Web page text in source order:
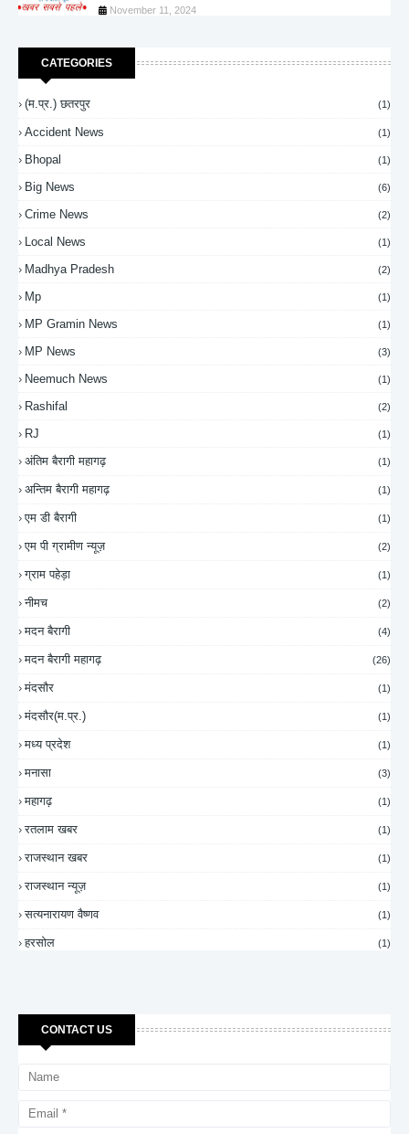
November 11, 2024
CATEGORIES
(म.प्र.) छतरपुर (1)
Accident News (1)
Bhopal (1)
Big News (6)
Crime News (2)
Local News (1)
Madhya Pradesh (2)
Mp (1)
MP Gramin News (1)
MP News (3)
Neemuch News (1)
Rashifal (2)
RJ (1)
अंतिम बैरागी महागढ़ (1)
अन्तिम बैरागी महागढ़ (1)
एम डी बैरागी (1)
एम पी ग्रामीण न्यूज़ (2)
ग्राम पहेड़ा (1)
नीमच (2)
मदन बैरागी (4)
मदन बैरागी महागढ़ (26)
मंदसौर (1)
मंदसौर(म.प्र.) (1)
मध्य प्रदेश (1)
मनासा (3)
महागढ़ (1)
रतलाम खबर (1)
राजस्थान खबर (1)
राजस्थान न्यूज़ (1)
सत्यनारायण वैष्णव (1)
हरसोल (1)
CONTACT US